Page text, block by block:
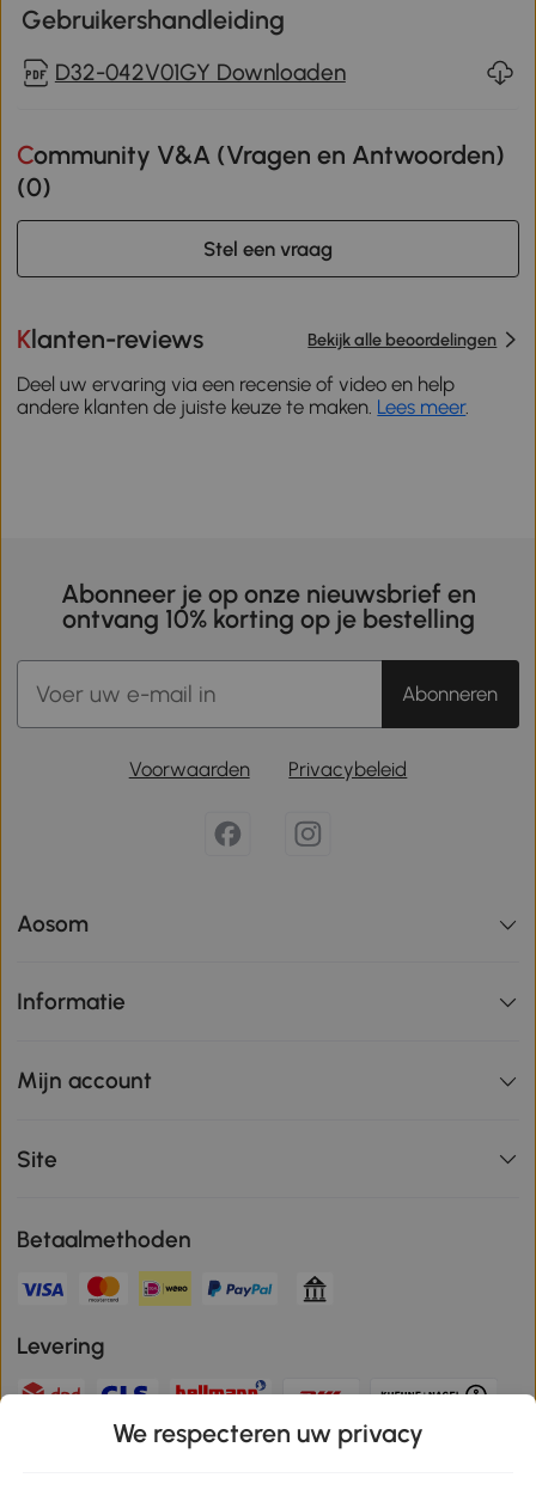
Gebruikershandleiding
D32-042V01GY Downloaden
Community V&A (Vragen en Antwoorden)
(0)
Stel een vraag
Klanten-reviews Bekijk alle beoordelingen
Deel uw ervaring via een recensie of video en help
andere klanten de juiste keuze te maken. Lees meer.
Abonneer je op onze nieuwsbrief en
ontvang 10% korting op je bestelling
Abonneren
Voorwaarden Privacybeleid
Aosom
Informatie
Mijn account
Site
Betaalmethoden
Levering
Veilige betaling
We respecteren uw privacy